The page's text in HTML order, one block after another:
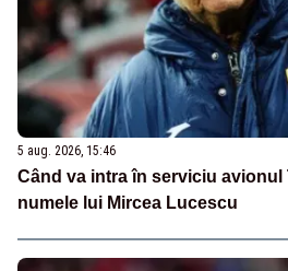
5 aug. 2026, 15:46
Când va intra în serviciu avionul
numele lui Mircea Lucescu